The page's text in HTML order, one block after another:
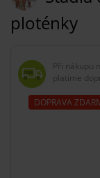
ploténky
Při nákupu
platíme
DOPRAVA